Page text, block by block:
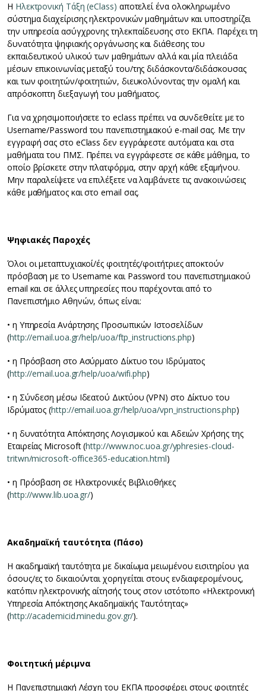
Η Ηλεκτρονική Τάξη (eClass) αποτελεί ένα ολοκληρωμένο
σύστημα διαχείρισης ηλεκτρονικών μαθημάτων και υποστηρίζει
την υπηρεσία ασύγχρονης τηλεκπαίδευσης στο ΕΚΠΑ. Παρέχει τη
δυνατότητα ψηφιακής οργάνωσης και διάθεσης του
εκπαιδευτικού υλικού των μαθημάτων αλλά και μία πλειάδα
μέσων επικοινωνίας μεταξύ του/της διδάσκοντα/διδάσκουσας
και των φοιτητών/φοιτητιών, διευκολύνοντας την ομαλή και
απρόσκοπτη διεξαγωγή του μαθήματος.
Για να χρησιμοποιήσετε το eclass πρέπει να συνδεθείτε με το
Username/Password του πανεπιστημιακού e-mail σας. Με την
εγγραφή σας στο eClass δεν εγγράφεστε αυτόματα και στα
μαθήματα του ΠΜΣ. Πρέπει να εγγράφεστε σε κάθε μάθημα, το
οποίο βρίσκετε στην πλατφόρμα, στην αρχή κάθε εξαμήνου.
Μην παραλείψετε να επιλέξετε να λαμβάνετε τις ανακοινώσεις
κάθε μαθήματος και στο email σας.
Ψηφιακές Παροχές
Όλοι οι μεταπτυχιακοί/ές φοιτητές/φοιτήτριες αποκτούν
πρόσβαση με το Username και Password του πανεπιστημιακού
email και σε άλλες υπηρεσίες που παρέχονται από το
Πανεπιστήμιο Αθηνών, όπως είναι:
• η Υπηρεσία Ανάρτησης Προσωπικών Ιστοσελίδων
(http://email.uoa.gr/help/uoa/ftp_instructions.php)
• η Πρόσβαση στο Ασύρματο Δίκτυο του Ιδρύματος
(http://email.uoa.gr/help/uoa/wifi.php)
• η Σύνδεση μέσω Ιδεατού Δικτύου (VPN) στο Δίκτυο του
Ιδρύματος (http://email.uoa.gr/help/uoa/vpn_instructions.php)
• η δυνατότητα Απόκτησης Λογισμικού και Αδειών Χρήσης της
Εταιρείας Microsoft (http://www.noc.uoa.gr/yphresies-cloud-
tritwn/microsoft-office365-education.html)
• η Πρόσβαση σε Ηλεκτρονικές Βιβλιοθήκες
(http://www.lib.uoa.gr/)
Ακαδημαϊκή ταυτότητα (Πάσο)
Η ακαδημαϊκή ταυτότητα με δικαίωμα μειωμένου εισιτηρίου για
όσους/ες το δικαιούνται χορηγείται στους ενδιαφερομένους,
κατόπιν ηλεκτρονικής αίτησής τους στον ιστότοπο «Ηλεκτρονική
Υπηρεσία Απόκτησης Ακαδημαϊκής Ταυτότητας»
(http://academicid.minedu.gov.gr/).
Φοιτητική μέριμνα
Η Πανεπιστημιακή Λέσχη του ΕΚΠΑ προσφέρει στους φοιτητές